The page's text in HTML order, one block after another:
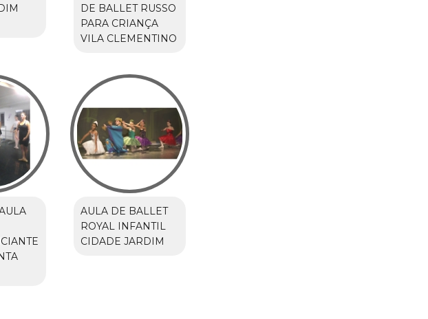
DE BALLET RUSSO
PARA CRIANÇA
VILA CLEMENTINO
AULA DE BALLET
ROYAL INFANTIL
CIDADE JARDIM